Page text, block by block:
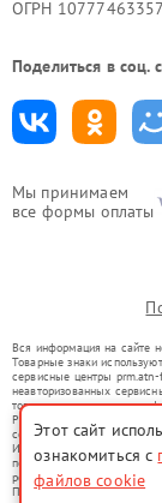
Мы принимаем
все формы оплаты
ОГРН
Поделиться в соц.
Вся информация на сайте
Товарные знаки
сервисные центры prm.atn-
неавторизованных
товарных знаков или их
Ремонт осуществляется
со статьей 1487 ГК РФ.
Использование товарных
потребителей в
ремонту техники указанных
Представленная на сайте
Этот сайт
ознакомиться с
файлов cookie